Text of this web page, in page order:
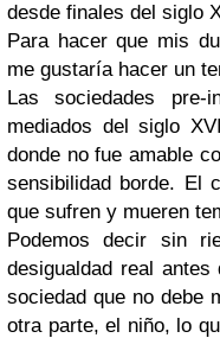
desde finales del siglo
Para hacer que mis
me gustaría hacer un
Las sociedades pre-
mediados del siglo
donde no fue amable
sensibilidad borde. El
que sufren y mueren
Podemos decir sin
desigualdad real
sociedad que no debe
otra parte, el niño, lo